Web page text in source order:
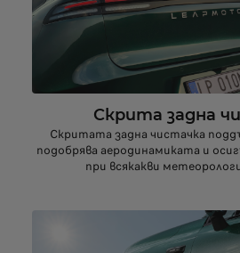
Скрита задна
Скритата задна чистачка
подобрява аеродинамиката и
при всякакви